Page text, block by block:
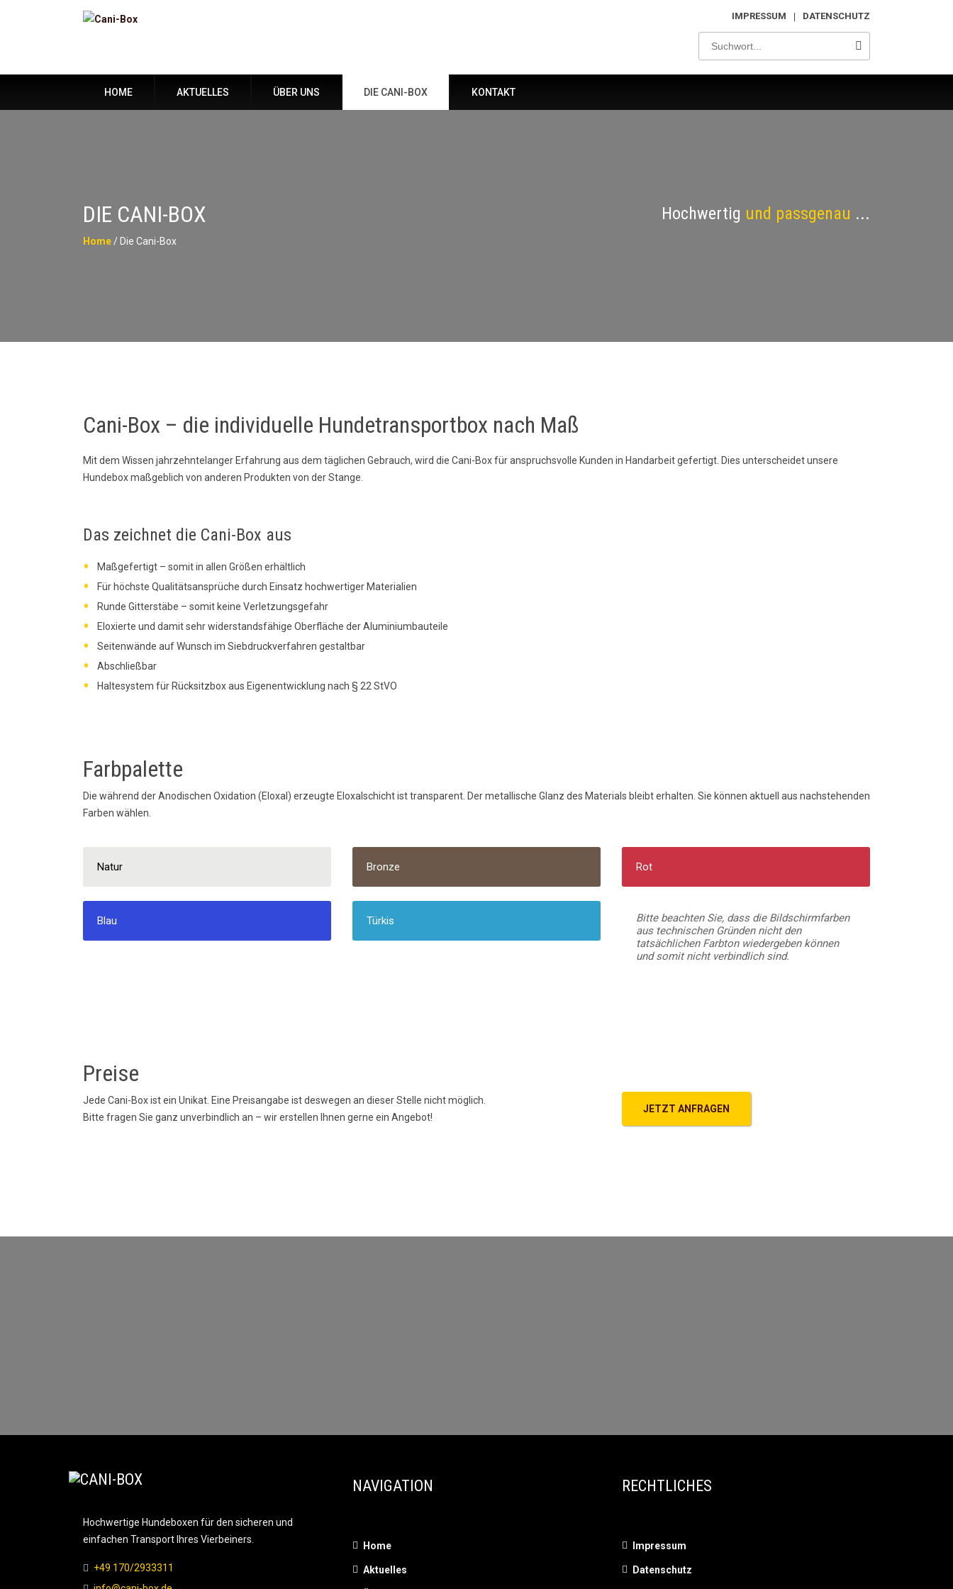
IMPRESSUM DATENSCHUTZ
HOME AKTUELLES ÜBER UNS DIE CANI-BOX KONTAKT
DIE CANI-BOX
Home / Die Cani-Box
Hochwertig und passgenau ...
Cani-Box – die individuelle Hundetransportbox nach Maß
Mit dem Wissen jahrzehntelanger Erfahrung aus dem täglichen Gebrauch, wird die Cani-Box für anspruchsvolle Kunden in Handarbeit gefertigt. Dies unterscheidet unsere
Hundebox maßgeblich von anderen Produkten von der Stange.
Das zeichnet die Cani-Box aus
Maßgefertigt – somit in allen Größen erhältlich
Für höchste Qualitätsansprüche durch Einsatz hochwertiger Materialien
Runde Gitterstäbe – somit keine Verletzungsgefahr
Eloxierte und damit sehr widerstandsfähige Oberfläche der Aluminiumbauteile
Seitenwände auf Wunsch im Siebdruckverfahren gestaltbar
Abschließbar
Haltesystem für Rücksitzbox aus Eigenentwicklung nach § 22 StVO
Farbpalette
Die während der Anodischen Oxidation (Eloxal) erzeugte Eloxalschicht ist transparent. Der metallische Glanz des Materials bleibt erhalten. Sie können aktuell aus nachstehenden
Farben wählen.
Natur Bronze Rot
Blau Türkis
Bitte beachten Sie, dass die Bildschirmfarben
aus technischen Gründen nicht den
tatsächlichen Farbton wiedergeben können
und somit nicht verbindlich sind.
Preise
Jede Cani-Box ist ein Unikat. Eine Preisangabe ist deswegen an dieser Stelle nicht möglich.
Bitte fragen Sie ganz unverbindlich an – wir erstellen Ihnen gerne ein Angebot!
JETZT ANFRAGEN
Hochwertige Hundeboxen für den sicheren und
einfachen Transport Ihres Vierbeiners.
+49 170/2933311
NAVIGATION
Home
Aktuelles
RECHTLICHES
Impressum
Datenschutz